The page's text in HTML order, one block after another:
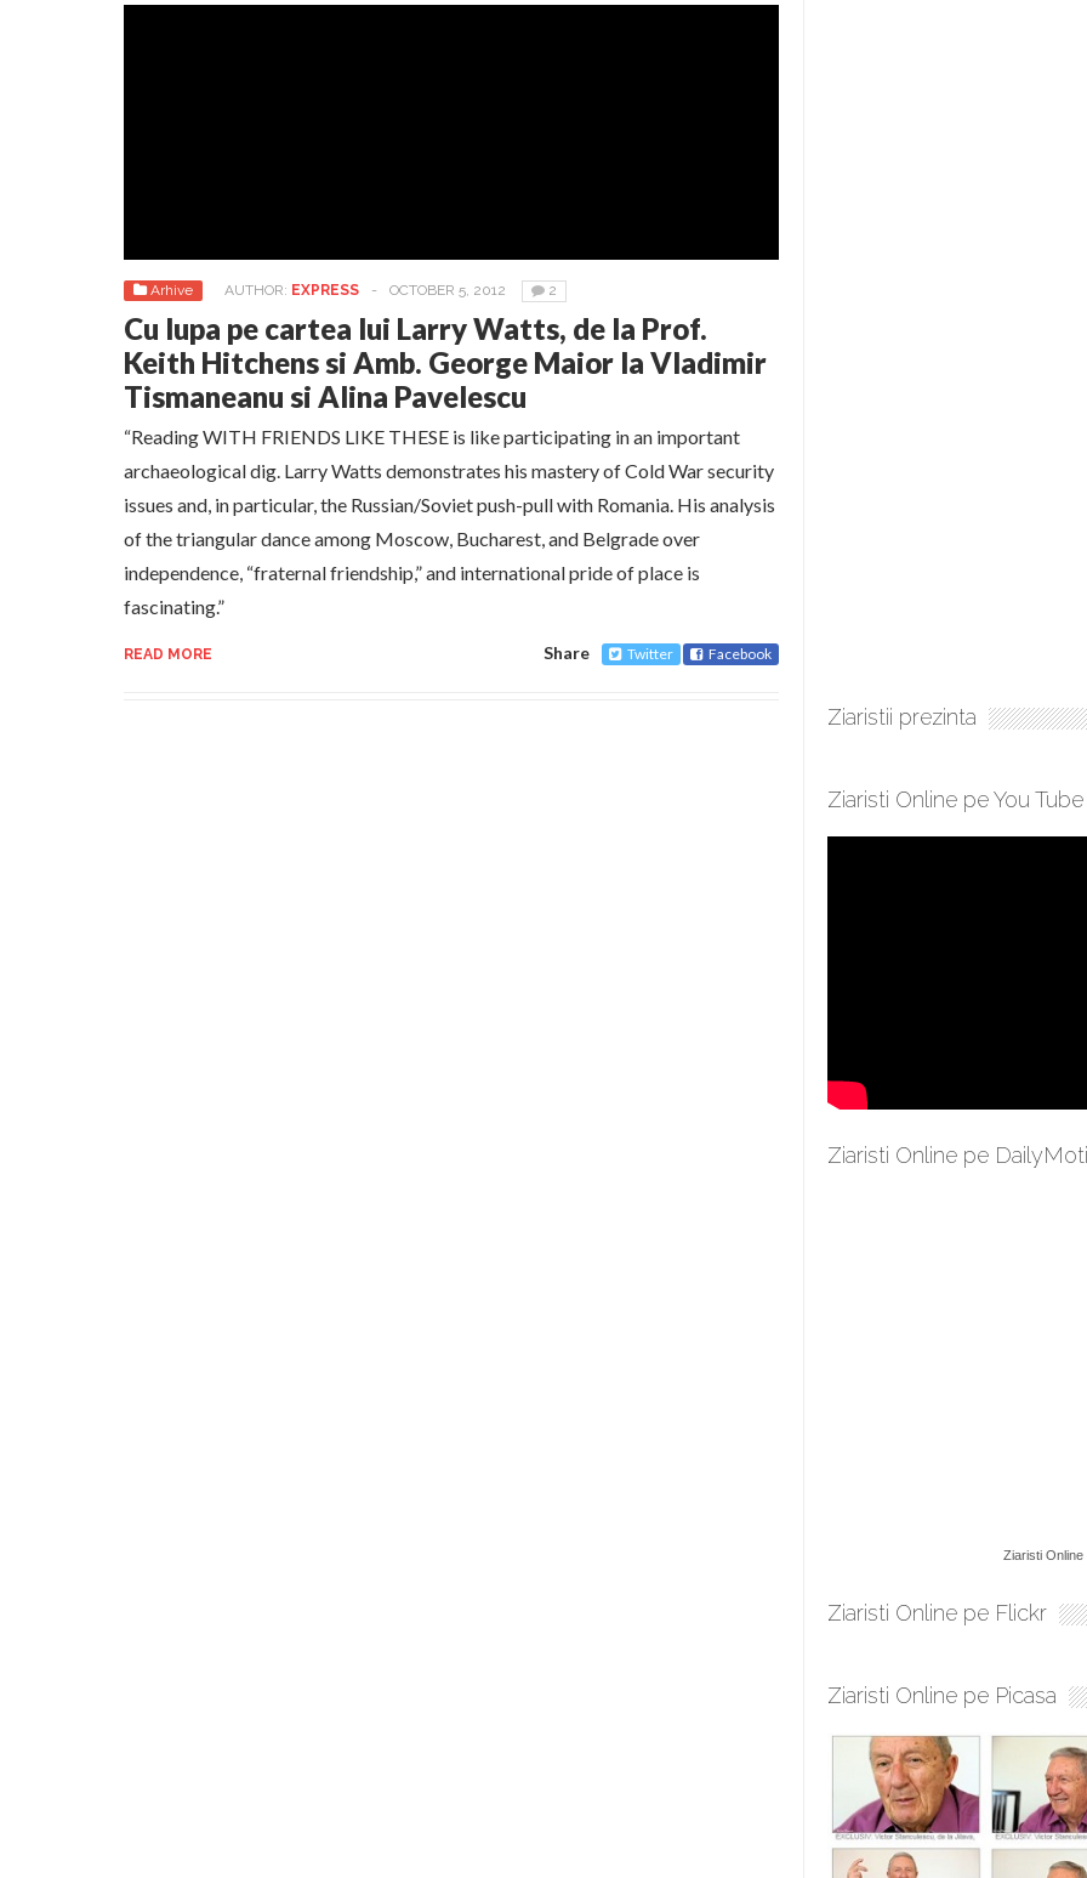
Arhive AUTHOR: EXPRESS - OCTOBER 5, 2012 2
Cu lupa pe cartea lui Larry Watts, de la Prof.
Keith Hitchens si Amb. George Maior la Vladimir
Tismaneanu si Alina Pavelescu
“Reading WITH FRIENDS LIKE THESE is like participating in an important
archaeological dig. Larry Watts demonstrates his mastery of Cold War security
issues and, in particular, the Russian/Soviet push-pull with Romania. His analysis
of the triangular dance among Moscow, Bucharest, and Belgrade over
independence, “fraternal friendship,” and international pride of place is
fascinating.”
READ MORE Share Twitter Facebook
Ziaristii prezinta
Ziaristi Online pe You Tube
Ziaristi Online pe
Ziaristi Online
Ziaristi Online pe Flickr
Ziaristi Online pe Picasa